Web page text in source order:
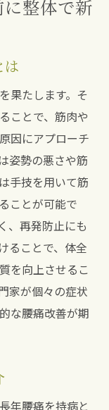
きこと
は
備
やすさ
ト
ら解放される
改善
リット
整体で新
は
果たします。そ
ことで、筋肉や
因にアプローチ
姿勢の悪さや筋
手技を用いて筋
ことが可能で
、再発防止にも
ることで、体全
を向上させるこ
家が個々の症状
な腰痛改善が期
年腰痛を持病と